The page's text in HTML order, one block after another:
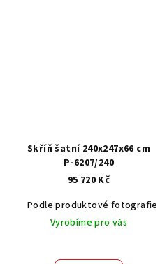
Akát vintage BT1551
Dub světlý
Skříň šatní 240x247x66 cm
P-6207/240
95 720 Kč
Podle produktové fotografie
Vyrobíme pro vás